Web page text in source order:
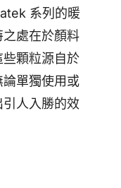
系列的暖
處在於顏料
顆粒源自於
單獨使用或
人入勝的效